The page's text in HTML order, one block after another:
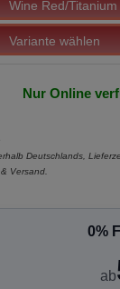
Nur Online
Deutschlands,
Versand.
0%
ab